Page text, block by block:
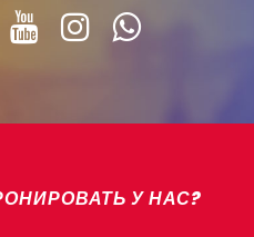
У НАС?